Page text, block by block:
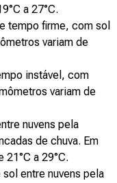
a 27°C.
tempo firme, com sol
variam de
instável, com
variam de
nuvens pela
de chuva. Em
21°C a 29°C.
entre nuvens pela